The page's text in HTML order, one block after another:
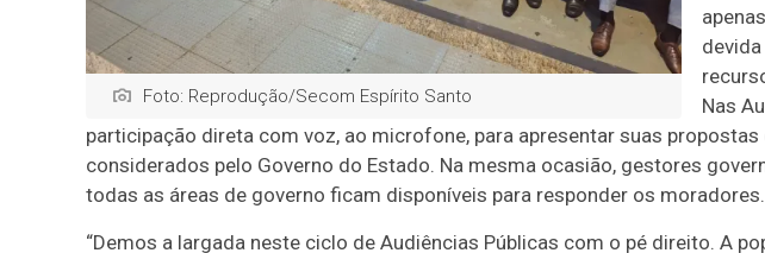
Foto: Reprodução/Secom Espírito Santo
Nas
participação direta com voz, ao microfone, para apresentar suas
considerados pelo Governo do Estado. Na mesma ocasião, gestores
todas as áreas de governo ficam disponíveis para responder os moradores.
“Demos a largada neste ciclo de Audiências Públicas com o pé direito. A